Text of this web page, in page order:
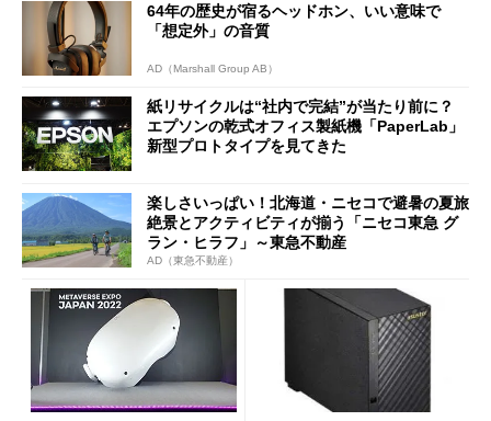
64年の歴史が宿るヘッドホン、いい意味で
「想定外」の音質
AD（Marshall Group AB）
紙リサイクルは“社内で完結”が当たり前に？
エプソンの乾式オフィス製紙機「PaperLab」
新型プロトタイプを見てきた
楽しさいっぱい！北海道・ニセコで避暑の夏旅
絶景とアクティビティが揃う「ニセコ東急 グ
ラン・ヒラフ」～東急不動産
AD（東急不動産）